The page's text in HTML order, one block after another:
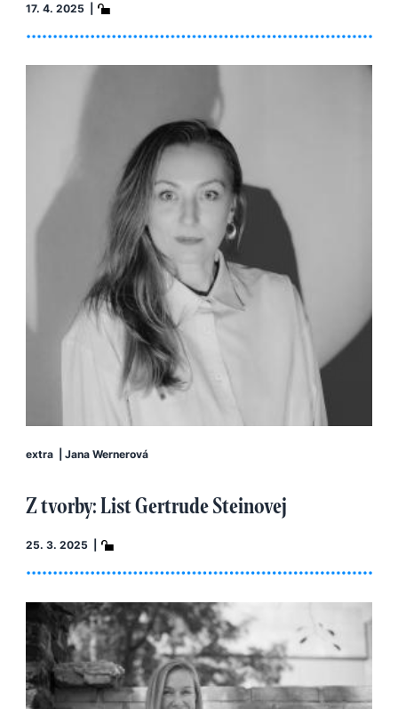
17. 4. 2025 |
extra Jana Wernerová
Z tvorby: List Gertrude Steinovej
25. 3. 2025 |